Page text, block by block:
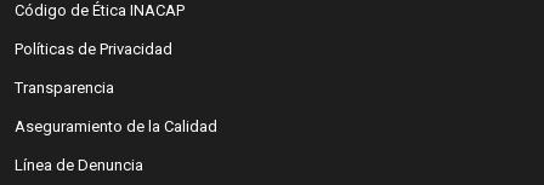
Código de Ética INACAP
(abre en nueva ventana)
Políticas de Privacidad
(abre en nueva ventana)
Transparencia
(abre en nueva ventana)
Aseguramiento de la Calidad
(abre en nueva ventana)
Línea de Denuncia
(abre en nueva ventana)